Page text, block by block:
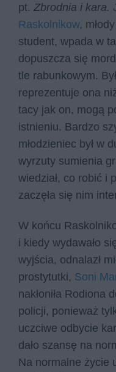
pt. Zbrodnia i kara.
Raskolnikow,
student, wpada w
dopuszcza się
tle rabunkowym.
reprezentuje ona
tacy jak on, mogą
istnieniu. Bardzo
młodzieniec był w
wyrzuty sumienia
wiedział, co robić i
zaczęła się nim
W końcu
i kiedy wydawało
wyjścia, odnalazł
prostytutki, Soni
nakłoniła Rodiona
policji, ponieważ
uczciwe odbycie
dało szansę na
Na normalne życie